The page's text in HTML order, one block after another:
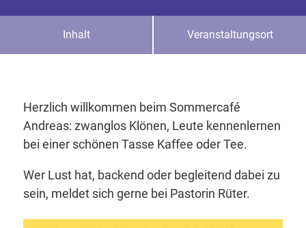
Inhalt Veranstaltungsort
Herzlich willkommen beim Sommercafé
Andreas: zwanglos Klönen, Leute kennenlernen
bei einer schönen Tasse Kaffee oder Tee.
Wer Lust hat, backend oder begleitend dabei zu
sein, meldet sich gerne bei Pastorin Rüter.